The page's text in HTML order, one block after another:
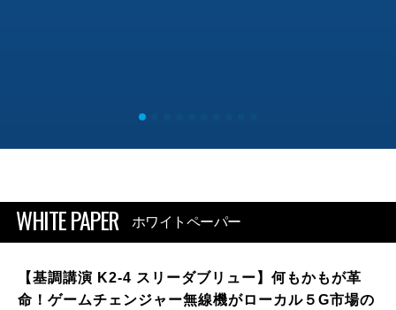
WHITE PAPER ホワイトペーパー
【基調講演 K2-4 スリーダブリュー】何もかもが革
命！ゲームチェンジャー無線機がローカル５G市場の